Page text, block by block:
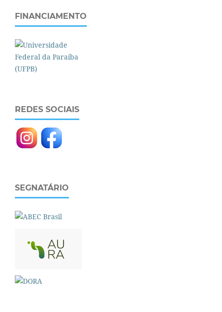
FINANCIAMENTO
REDES SOCIAIS
SEGNATÁRIO